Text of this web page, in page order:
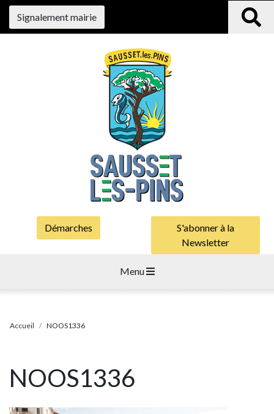
Signalement mairie
Démarches
S'abonner à la
Newsletter
Menu
Accueil NOOS1336
NOOS1336